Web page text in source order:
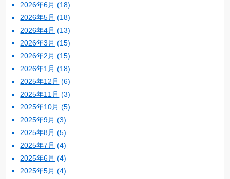
2026年6月 (18)
2026年5月 (18)
2026年4月 (13)
2026年3月 (15)
2026年2月 (15)
2026年1月 (18)
2025年12月 (6)
2025年11月 (3)
2025年10月 (5)
2025年9月 (3)
2025年8月 (5)
2025年7月 (4)
2025年6月 (4)
2025年5月 (4)